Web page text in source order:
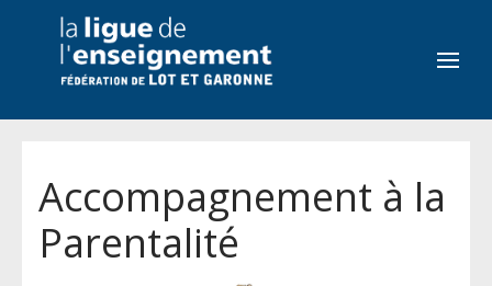
Accompagnement à la
Parentalité